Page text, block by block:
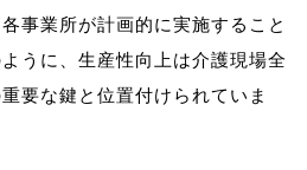
事業所が計画的に実施すること
うに、生産性向上は介護現場全
要な鍵と位置付けられていま